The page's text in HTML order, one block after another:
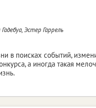
Эстер Гаррель
в поисках событий,
а иногда такая